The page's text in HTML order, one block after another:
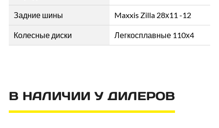
Задние шины Maxxis Zilla 28х11 -12
Колесные диски Легкосплавные 110х4
В НАЛИЧИИ У ДИЛЕРОВ